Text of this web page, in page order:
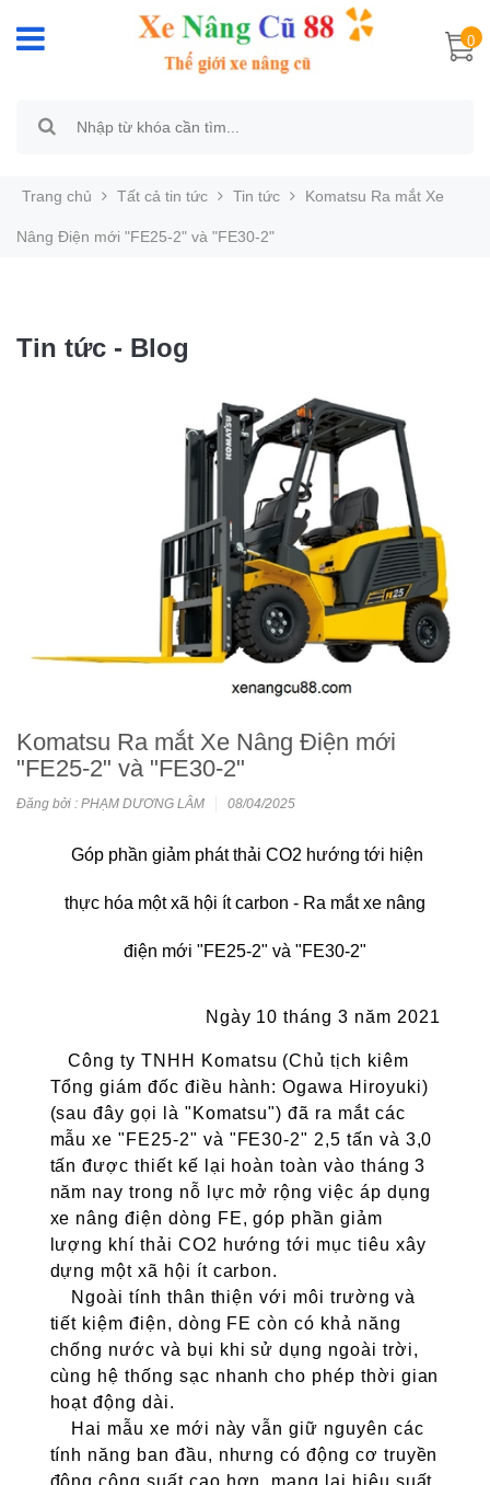
0
Trang chủ Tất cả tin tức Tin tức Komatsu Ra mắt Xe
Nâng Điện mới "FE25-2" và "FE30-2"
Tin tức - Blog
Komatsu Ra mắt Xe Nâng Điện mới
"FE25-2" và "FE30-2"
Đăng bởi : PHẠM DƯƠNG LÂM 08/04/2025
Góp phần giảm phát thải CO2 hướng tới hiện
thực hóa một xã hội ít carbon - Ra mắt xe nâng
điện mới "FE25-2" và "FE30-2"
Ngày 10 tháng 3 năm 2021
Công ty TNHH Komatsu (Chủ tịch kiêm
Tổng giám đốc điều hành: Ogawa Hiroyuki)
(sau đây gọi là "Komatsu") đã ra mắt các
mẫu xe "FE25-2" và "FE30-2" 2,5 tấn và 3,0
tấn được thiết kế lại hoàn toàn vào tháng 3
năm nay trong nỗ lực mở rộng việc áp dụng
xe nâng điện dòng FE, góp phần giảm
lượng khí thải CO2 hướng tới mục tiêu xây
dựng một xã hội ít carbon.
Ngoài tính thân thiện với môi trường và
tiết kiệm điện, dòng FE còn có khả năng
chống nước và bụi khi sử dụng ngoài trời,
cùng hệ thống sạc nhanh cho phép thời gian
hoạt động dài.
Hai mẫu xe mới này vẫn giữ nguyên các
tính năng ban đầu, nhưng có động cơ truyền
động công suất cao hơn, mang lại hiệu suất